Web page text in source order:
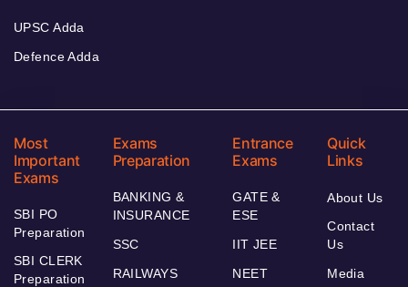
UPSC Adda
Defence Adda
Most
Important
Exams
SBI PO
Preparation
SBI CLERK
Preparation
Exams
Preparation
BANKING &
INSURANCE
SSC
RAILWAYS
Entrance
Exams
GATE &
ESE
IIT JEE
NEET
Quick
Links
About Us
Contact
Us
Media